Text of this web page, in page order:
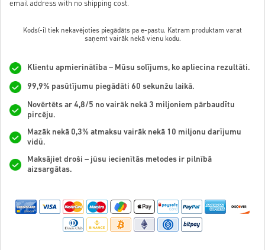
email address with no shipping cost.
Kods(-i) tiek nekavējoties piegādāts pa e-pastu. Katram produktam varat
saņemt vairāk nekā vienu kodu.
Klientu apmierinātība – Mūsu solījums, ko apliecina rezultāti.
99,9% pasūtījumu piegādāti 60 sekunžu laikā.
Novērtēts ar 4,8/5 no vairāk nekā 3 miljoniem pārbaudītu
pircēju.
Mazāk nekā 0,3% atmaksu vairāk nekā 10 miljonu darījumu
vidū.
Maksājiet droši – jūsu iecienītās metodes ir pilnībā
aizsargātas.